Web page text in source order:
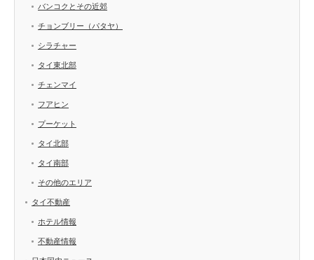
バンコクとその近郊
チョンブリー（パタヤ）
シラチャー
タイ東北部
チェンマイ
フアヒン
プーケット
タイ北部
タイ南部
その他のエリア
タイ不動産
ホテル情報
不動産情報